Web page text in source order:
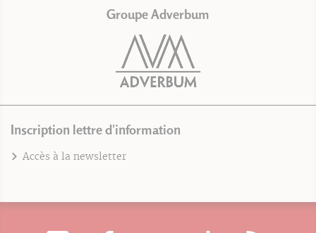
Groupe Adverbum
Inscription lettre d'information
Accès à la newsletter